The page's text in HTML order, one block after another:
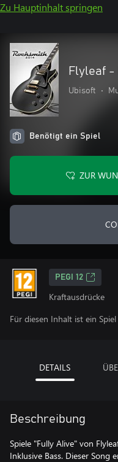
Zu Hauptinhalt springen
Flyleaf -
Ubisoft •
Benötigt ein Spiel
ZUR
PEGI 12
Kraftausdrücke
Für diesen Inhalt ist ein
DETAILS
Beschreibung
Spiele "Fully Alive" von
Inklusive Bass. Dieser Song